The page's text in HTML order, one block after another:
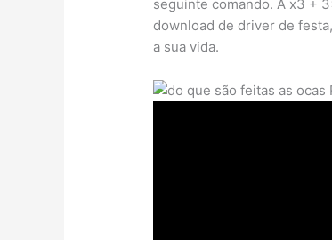
seguinte comando. A x3 +
download de driver de
a sua vida.